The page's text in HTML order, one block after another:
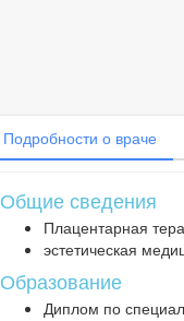
Подробности о враче
Общие сведения
Плацентарная
эстетическая
Образование
Диплом по